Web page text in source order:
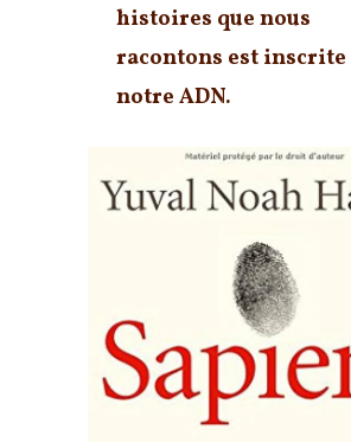
histoires que nous
racontons est inscrite
notre ADN.